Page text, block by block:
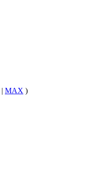
| MAX )